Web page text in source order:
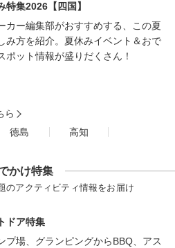
特集2026【四国】
カー編集部がおすすめする、この夏
み方を紹介。夏休みイベント＆おで
ポット情報が盛りだくさん！
ら
徳島 高知
かけ特集
のアクティビティ情報をお届け
ドア特集
プ場、グランピングからBBQ、アス